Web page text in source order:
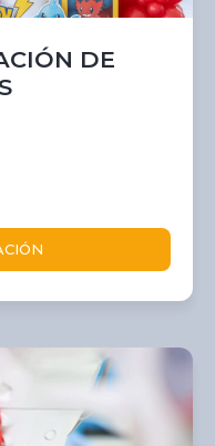
DE